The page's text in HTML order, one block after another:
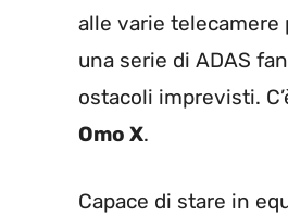
alle varie telecamere
una serie di ADAS
ostacoli imprevisti.
Omo X.
Capace di stare in